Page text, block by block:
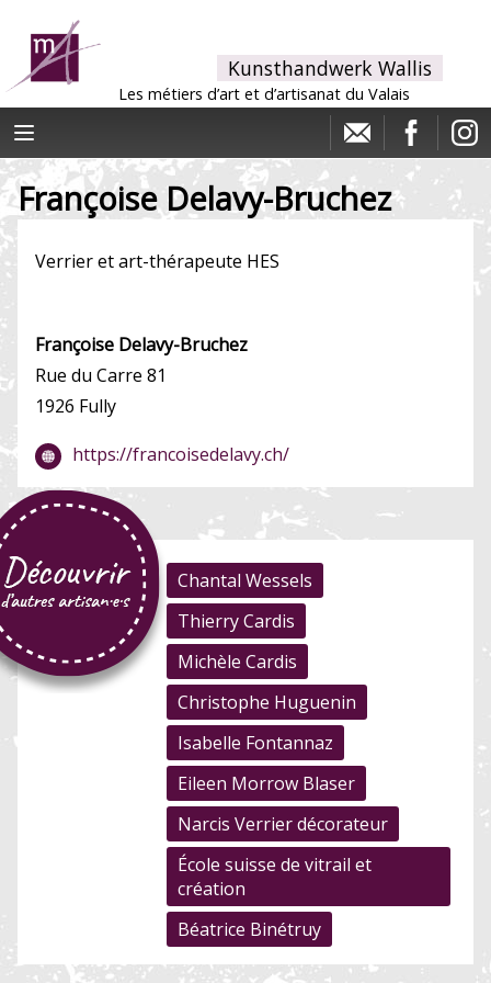
Kunsthandwerk Wallis
Les métiers d’art et d’artisanat du Valais
Françoise Delavy-Bruchez
Verrier et art-thérapeute HES
Françoise Delavy-Bruchez
Rue du Carre 81
1926 Fully
https://francoisedelavy.ch/
Chantal Wessels
Thierry Cardis
Michèle Cardis
Christophe Huguenin
Isabelle Fontannaz
Eileen Morrow Blaser
Narcis Verrier décorateur
École suisse de vitrail et
création
Béatrice Binétruy